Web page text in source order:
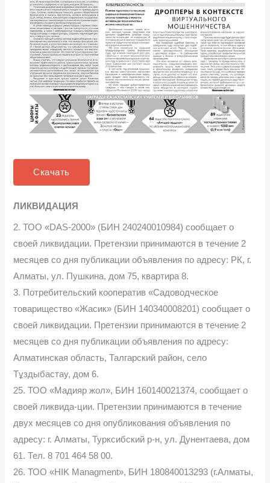
Скачать
ЛИКВИДАЦИЯ
2. ТОО «DAS-2000» (БИН 240240010984) сообщает о
своей ликвидации. Претензии принимаются в течение 2
месяцев со дня публикации объявления по адресу: РК, г.
Алматы, ул. Пушкина, дом 75, квартира 8.
3. Потребительский кооператив «Садоводческое
товарищество «Жасик» (БИН 140340008201) сообщает о
своей ликвидации. Претензии принимаются в течение 2
месяцев со дня публикации объявления по адресу:
Алматинская область, Талгарский район, село
Тұздыбастау, дом 6.
25. ТОО «Мадияр жол», БИН 160140021374, сообщает о
своей ликвида-ции. Претензии принимаются в течение
двух месяцев со дня опубликования объявления по
адресу: г. Алматы, Турксибский р-н, ул. Дунентаева, дом
61. Тел. 8 701 464 58 00.
26. ТОО «HIK Managment», БИН 180840013293 (г.Алматы,